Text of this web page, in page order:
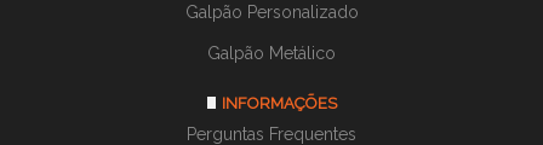
Galpão Personalizado
Galpão Metálico
INFORMAÇÕES
Perguntas Frequentes